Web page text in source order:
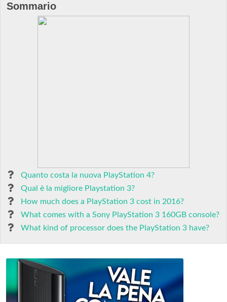
Sommario
Quanto costa la nuova PlayStation 4?
Qual è la migliore Playstation 3?
How much does a PlayStation 3 cost in 2016?
What comes with a Sony PlayStation 3 160GB console?
What kind of processor does the PlayStation 3 have?